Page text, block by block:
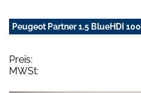
Peugeot Partner 1.5 BlueHDI
Preis:
MWSt: